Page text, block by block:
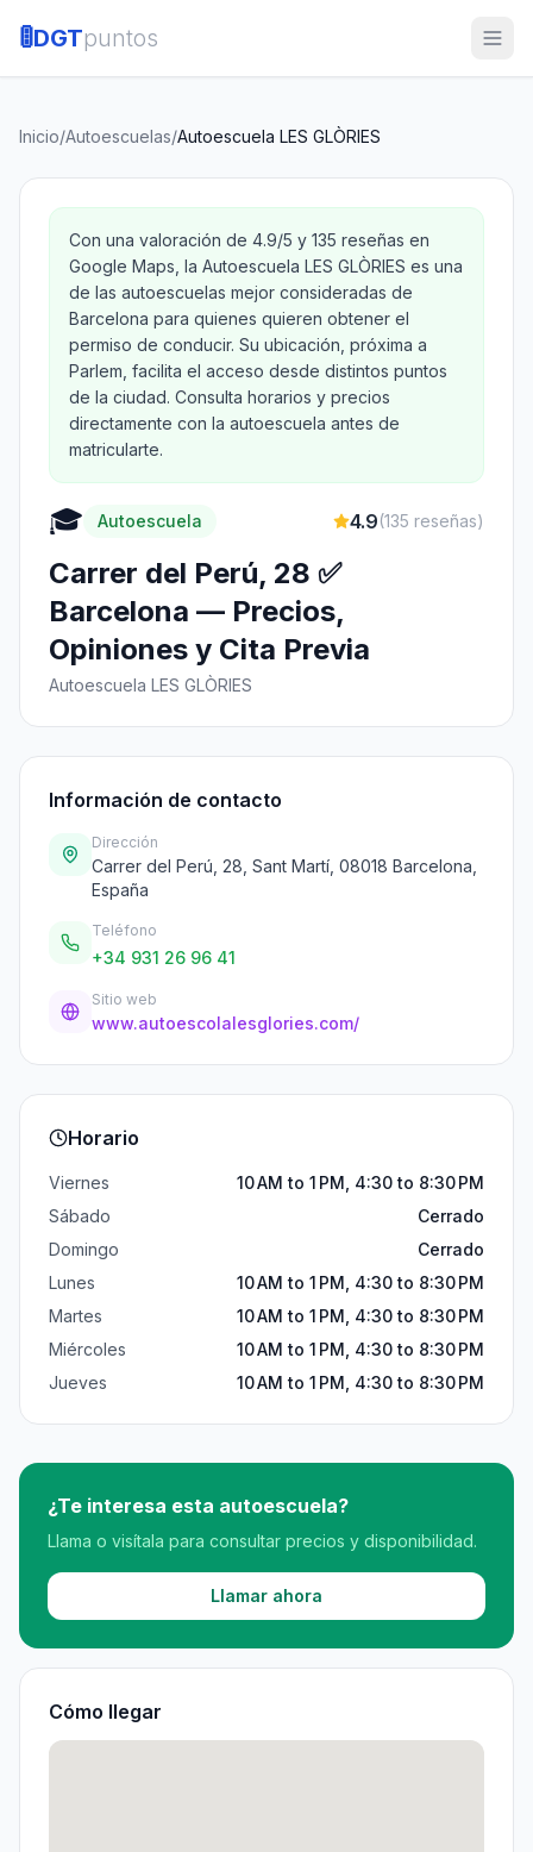
🚦DGTpuntos
Inicio/Autoescuelas/Autoescuela LES GLÒRIES
Con una valoración de 4.9/5 y 135 reseñas en
Google Maps, la Autoescuela LES GLÒRIES es una
de las autoescuelas mejor consideradas de
Barcelona para quienes quieren obtener el
permiso de conducir. Su ubicación, próxima a
Parlem, facilita el acceso desde distintos puntos
de la ciudad. Consulta horarios y precios
directamente con la autoescuela antes de
matricularte.
🎓 Autoescuela 4.9(135 reseñas)
Carrer del Perú, 28 ✅
Barcelona — Precios,
Opiniones y Cita Previa
Autoescuela LES GLÒRIES
Información de contacto
Dirección
Carrer del Perú, 28, Sant Martí, 08018 Barcelona,
España
Teléfono
+34 931 26 96 41
Sitio web
www.autoescolalesglories.com/
Horario
Viernes
10 AM to 1 PM, 4:30 to 8:30 PM
Sábado
Cerrado
Domingo
Cerrado
Lunes
10 AM to 1 PM, 4:30 to 8:30 PM
Martes
10 AM to 1 PM, 4:30 to 8:30 PM
Miércoles
10 AM to 1 PM, 4:30 to 8:30 PM
Jueves
10 AM to 1 PM, 4:30 to 8:30 PM
¿Te interesa esta autoescuela?
Llama o visítala para consultar precios y disponibilidad.
Llamar ahora
Cómo llegar